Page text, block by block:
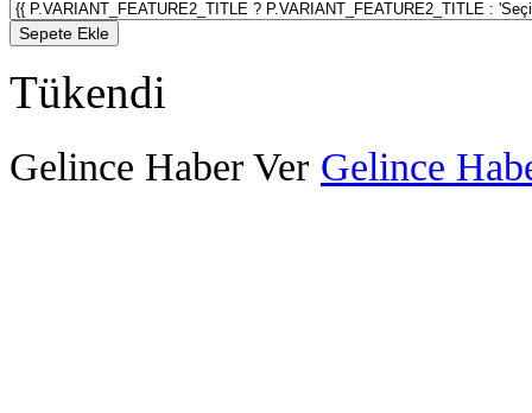
Sepete Ekle
Tükendi
Gelince Haber Ver Gelince